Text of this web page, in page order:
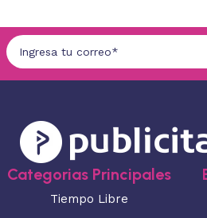
Categorias Principales
Tiempo Libre